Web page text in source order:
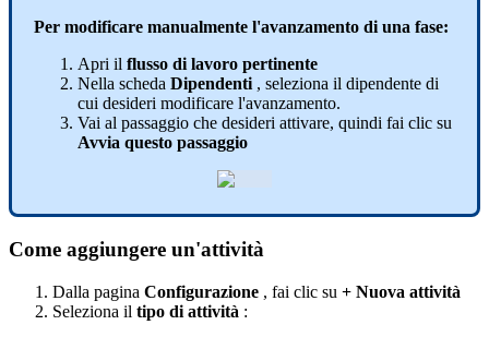
Per modificare manualmente l'avanzamento di una fase:
Apri il flusso di lavoro pertinente
Nella scheda Dipendenti , seleziona il dipendente di
cui desideri modificare l'avanzamento.
Vai al passaggio che desideri attivare, quindi fai clic su
Avvia questo passaggio
Come aggiungere un'attività
Dalla pagina Configurazione , fai clic su + Nuova attività
Seleziona il tipo di attività :